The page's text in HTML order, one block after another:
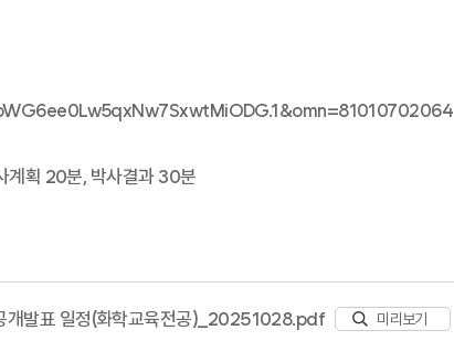
계획 20분, 박사결과 30분
개발표 일정(화학교육전공)_20251028.pdf 미리보기